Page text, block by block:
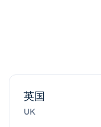
英国
UK